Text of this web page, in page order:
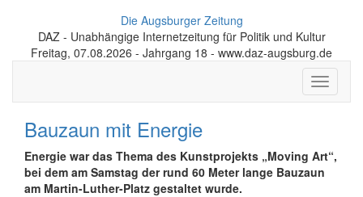
Die Augsburger Zeitung
DAZ - Unabhängige Internetzeitung für Politik und Kultur
Freitag, 07.08.2026 - Jahrgang 18 - www.daz-augsburg.de
Toggle
Bauzaun mit Energie
Energie war das Thema des Kunstprojekts „Moving Art“,
bei dem am Samstag der rund 60 Meter lange Bauzaun
am Martin-Luther-Platz gestaltet wurde.